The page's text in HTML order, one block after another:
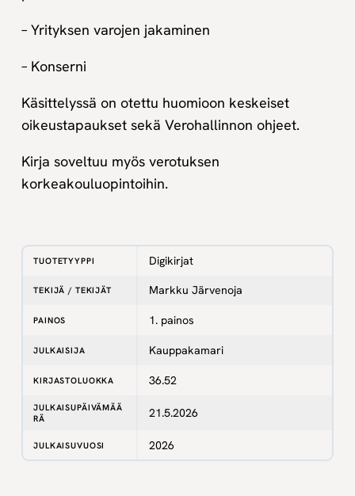
– Yrityksen varojen jakaminen
– Konserni
Käsittelyssä on otettu huomioon keskeiset
oikeustapaukset sekä Verohallinnon ohjeet.
Kirja soveltuu myös verotuksen
korkeakouluopintoihin.
TUOTETYYPPI Digikirjat
TEKIJÄ / TEKIJÄT Markku Järvenoja
PAINOS 1. painos
JULKAISIJA Kauppakamari
KIRJASTOLUOKKA 36.52
JULKAISUPÄIVÄMÄÄ
RÄ
21.5.2026
JULKAISUVUOSI 2026